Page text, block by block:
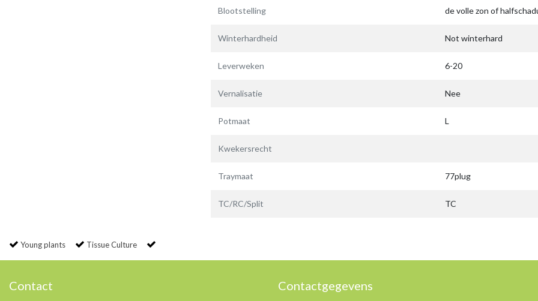
Blootstelling de volle zon of
Winterhardheid Not winterhard
Leverweken 6-20
Vernalisatie Nee
Potmaat L
Kwekersrecht
Traymaat 77plug
TC/RC/Split TC
Young plants Tissue Culture
Contact Contactgegevens